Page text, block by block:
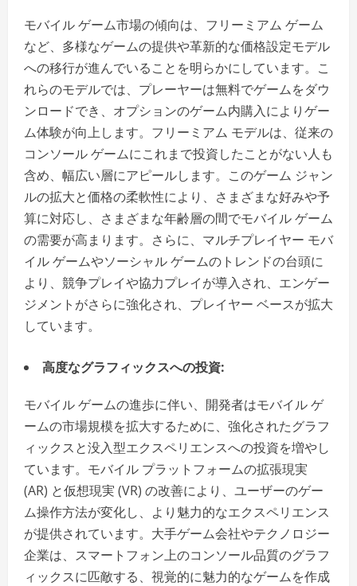
モバイル ゲーム市場の傾向は、フリーミアム ゲーム
など、多様なゲームの提供や革新的な価格設定モデル
への移行が進んでいることを明らかにしています。こ
れらのモデルでは、プレーヤーは無料でゲームをダウ
ンロードでき、オプションのゲーム内購入によりゲー
ム体験が向上します。フリーミアム モデルは、従来の
コンソール ゲームにこれまで投資したことがない人も
含め、幅広い層にアピールします。このゲーム ジャン
ルの拡大と価格の柔軟性により、さまざまな好みや予
算に対応し、さまざまな年齢層の間でモバイル ゲーム
の需要が高まります。さらに、マルチプレイヤー モバ
イル ゲームやソーシャル ゲームのトレンドの台頭に
より、競争プレイや協力プレイが導入され、エンゲー
ジメントがさらに強化され、プレイヤー ベースが拡大
しています。
高度なグラフィックスへの投資:
モバイル ゲームの進歩に伴い、開発者はモバイル ゲ
ームの市場規模を拡大するために、強化されたグラフ
ィックスと没入型エクスペリエンスへの投資を増やし
ています。モバイル プラットフォームの拡張現実
(AR) と仮想現実 (VR) の改善により、ユーザーのゲー
ム操作方法が変化し、より魅力的なエクスペリエンス
が提供されています。大手ゲーム会社やテクノロジー
企業は、スマートフォン上のコンソール品質のグラフ
ィックスに匹敵する、視覚的に魅力的なゲームを作成